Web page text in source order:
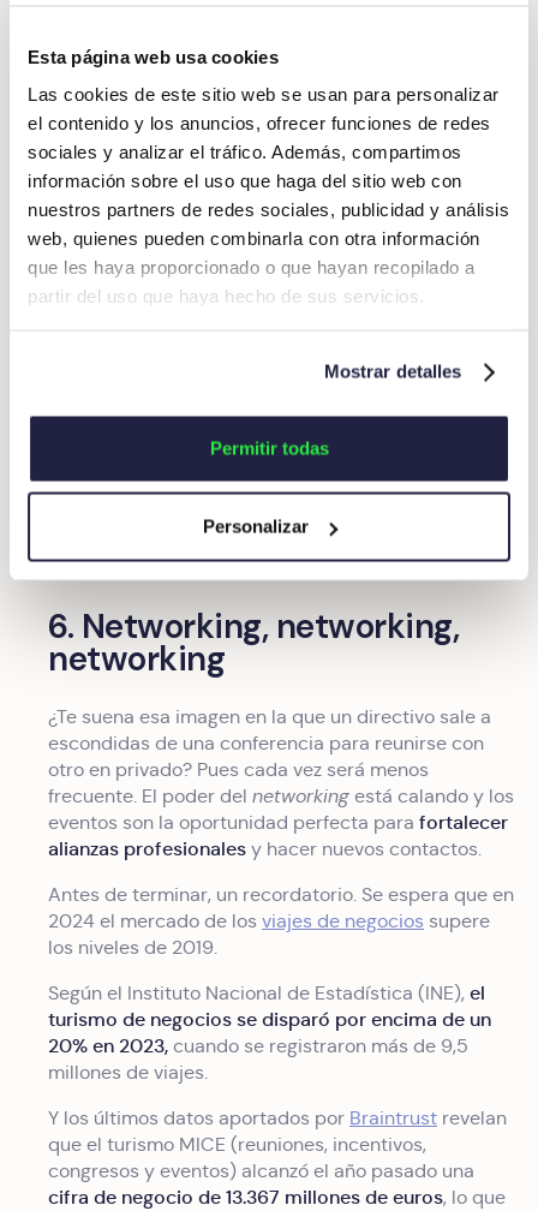
Esta página web usa cookies
Las cookies de este sitio web se usan para personalizar
el contenido y los anuncios, ofrecer funciones de redes
sociales y analizar el tráfico. Además, compartimos
información sobre el uso que haga del sitio web con
nuestros partners de redes sociales, publicidad y análisis
web, quienes pueden combinarla con otra información
que les haya proporcionado o que hayan recopilado a
partir del uso que haya hecho de sus servicios.
Mostrar detalles
Permitir todas
Personalizar
muchos beneficios, desde el aumento
del capital social hasta el fomento de
ideas y la participación conjunta en
reflexiones más complejas. El
contacto en persona proporciona una
ventaja competitiva a la hora de
reunirse con clientes y consumidores,
ya que las conversaciones reales
eficaces, eficientes y que fomenten la
Negocio – Americas Amadeus Cytric
Solutions)
6. Networking, networking,
networking
¿Te suena esa imagen en la que un directivo sale a
escondidas de una conferencia para reunirse con
otro en privado? Pues cada vez será menos
frecuente. El poder del networking está calando y los
eventos son la oportunidad perfecta para fortalecer
alianzas profesionales y hacer nuevos contactos.
Antes de terminar, un recordatorio. Se espera que en
2024 el mercado de los viajes de negocios supere
los niveles de 2019.
Según el Instituto Nacional de Estadística (INE), el
turismo de negocios se disparó por encima de un
20% en 2023, cuando se registraron más de 9,5
millones de viajes.
Y los últimos datos aportados por Braintrust revelan
que el turismo MICE (reuniones, incentivos,
congresos y eventos) alcanzó el año pasado una
cifra de negocio de 13.367 millones de euros, lo que